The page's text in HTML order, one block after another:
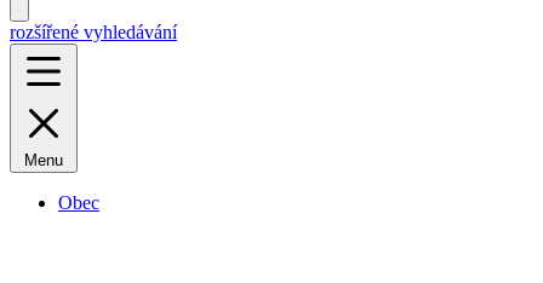
rozšířené vyhledávání
Menu
Obec